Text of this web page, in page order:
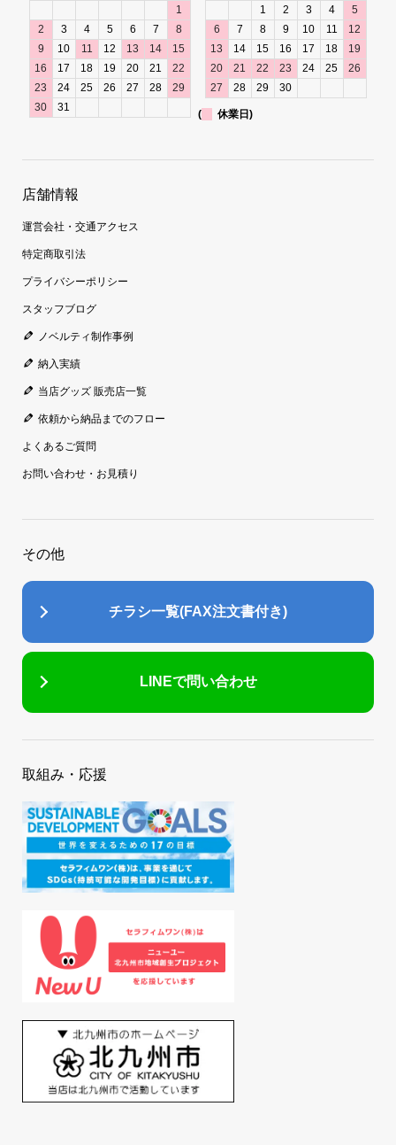
1
2
3 4 5 6 7
8
9
10 11 12 13 14
15
16
17 18 19 20 21
22
23
24 25 26 27 28
29
30
31
1
2 3 4
5
6
7 8 9 10 11
12
13
14 15 16 17 18
19
20
21 22 23 24 25
26
27
28 29 30
( 休業日)
店舗情報
運営会社・交通アクセス
特定商取引法
プライバシーポリシー
スタッフブログ
ノベルティ制作事例
納入実績
当店グッズ 販売店一覧
依頼から納品までのフロー
よくあるご質問
お問い合わせ・お見積り
その他
チラシ一覧(FAX注文書付き)
LINEで問い合わせ
取組み・応援